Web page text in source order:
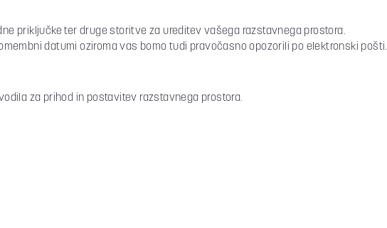
priključke ter druge storitve za ureditev vašega razstavnega prostora.
datumi oziroma vas bomo tudi pravočasno opozorili po elektronski pošti.
za prihod in postavitev razstavnega prostora.